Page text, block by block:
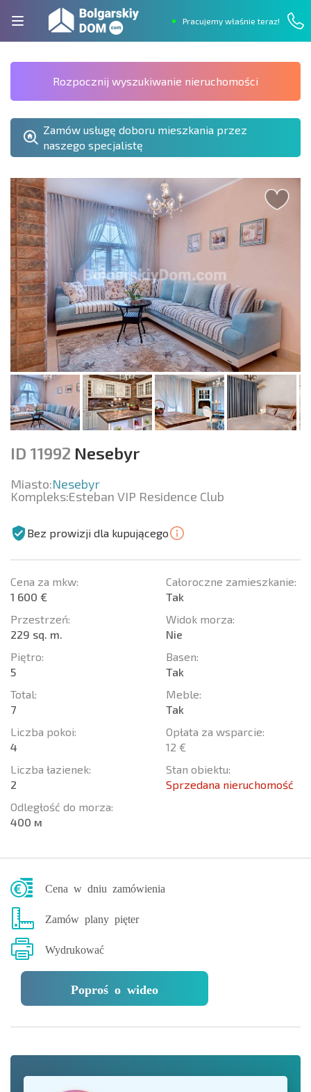
Pracujemy właśnie teraz!
Rozpocznij wyszukiwanie nieruchomości
Zamów usługę doboru mieszkania przez
naszego specjalistę
ID 11992 Nesebyr
Miasto:Nesebyr
Kompleks:Esteban VIP Residence Club
Bez prowizji dla kupującego
Cena za mkw:
1 600 €
Przestrzeń:
229 sq. m.
Piętro:
5
Total:
7
Liczba pokoi:
4
Liczba łazienek:
2
Odległość do morza:
400 м
Całoroczne zamieszkanie:
Tak
Widok morza:
Nie
Basen:
Tak
Meble:
Tak
Opłata za wsparcie:
12 €
Stan obiektu:
Sprzedana nieruchomość
Cena w dniu zamówienia
Zamów plany pięter
Wydrukować
Poproś o wideo